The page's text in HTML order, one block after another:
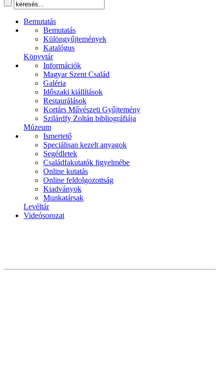
Bemutatás
Bemutatás
Különgyűjtemények
Katalógus
Könyvtár
Információk
Magyar Szent Család
Galéria
Időszaki kiállítások
Restaurálások
Kortárs Művészeti Gyűjtemény
Szilárdfy Zoltán bibliográfiája
Múzeum
Ismertető
Speciálisan kezelt anyagok
Segédletek
Családfakutatók figyelmébe
Online kutatás
Online feldolgozottság
Kiadványok
Munkatársak
Levéltár
Videósorozat